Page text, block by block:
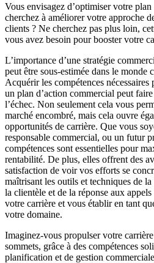
Vous envisagez d’optimiser votre
cherchez à améliorer votre approche
clients ? Ne cherchez pas plus loin,
vous avez besoin pour booster votre
L’importance d’une stratégie
peut être sous-estimée dans le monde
Acquérir les compétences
un plan d’action commercial peut
l’échec. Non seulement cela vous
marché encombré, mais cela ouvre
opportunités de carrière. Que vous
responsable commercial, ou un futur
compétences sont essentielles pour
rentabilité. De plus, elles offrent des
satisfaction de voir vos efforts se
maîtrisant les outils et techniques de
la clientèle et de la réponse aux
votre carrière et vous établir en tant
votre domaine.
Imaginez-vous propulser votre
sommets, grâce à des compétences
planification et de gestion